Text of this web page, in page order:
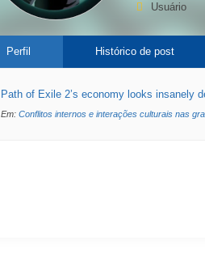
Usuário
Perfil Histórico de post
Path of Exile 2’s economy looks insanely
Em: Conflitos internos e interações culturais nas